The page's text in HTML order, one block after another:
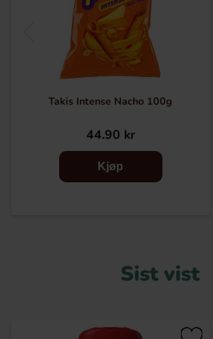
Takis Intense Nacho 100g
44.90 kr
Kjøp
Sist vist